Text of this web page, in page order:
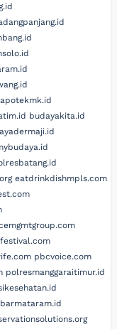
apotekmk.id
budayakita.id
eatdrinkdishmpls.com
pbcvoice.com
polresmanggaraitimur.id